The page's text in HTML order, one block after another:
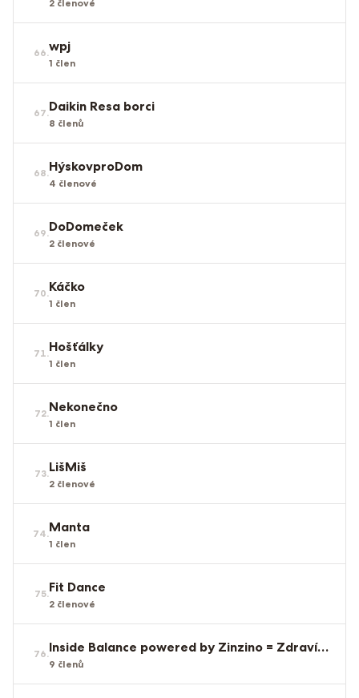
2 členové
66.wpj
1 člen
67.Daikin Resa borci
8 členů
68.HýskovproDom
4 členové
69.DoDomeček
2 členové
70.Káčko
1 člen
71.Hošťálky
1 člen
72.Nekonečno
1 člen
73.LišMiš
2 členové
74.Manta
1 člen
75.Fit Dance
2 členové
76. Inside Balance powered by Zinzino = Zdraví zevnitř
9 členů